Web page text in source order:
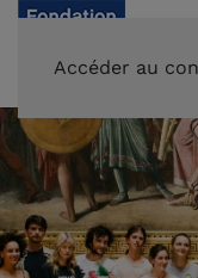
Accéder au